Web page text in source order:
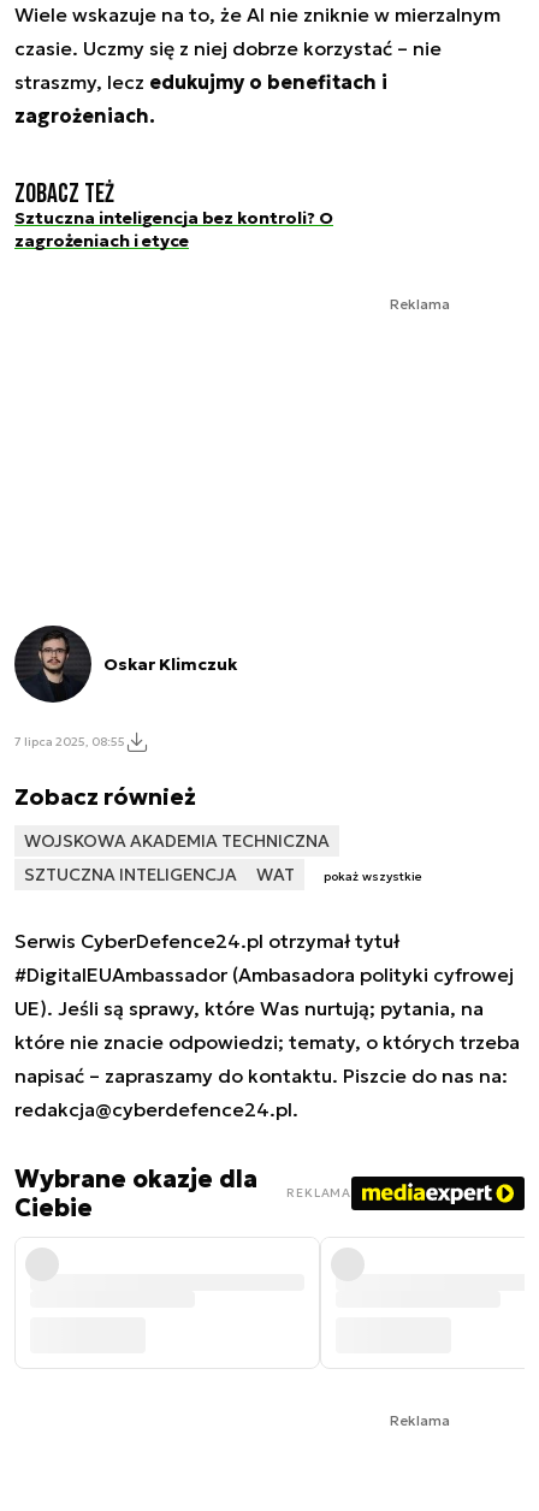
Wiele wskazuje na to, że AI nie zniknie w mierzalnym
czasie. Uczmy się z niej dobrze korzystać – nie
straszmy, lecz edukujmy o benefitach i
zagrożeniach.
Zobacz też
Sztuczna inteligencja bez kontroli? O
zagrożeniach i etyce
Reklama
Oskar Klimczuk
7 lipca 2025, 08:55
Zobacz również
WOJSKOWA AKADEMIA TECHNICZNA
SZTUCZNA INTELIGENCJA
WAT pokaż wszystkie
Serwis CyberDefence24.pl otrzymał tytuł
#DigitalEUAmbassador (Ambasadora polityki cyfrowej
UE). Jeśli są sprawy, które Was nurtują; pytania, na
które nie znacie odpowiedzi; tematy, o których trzeba
napisać – zapraszamy do kontaktu. Piszcie do nas na:
redakcja@cyberdefence24.pl.
Wybrane okazje dla
Ciebie
REKLAMA
Reklama